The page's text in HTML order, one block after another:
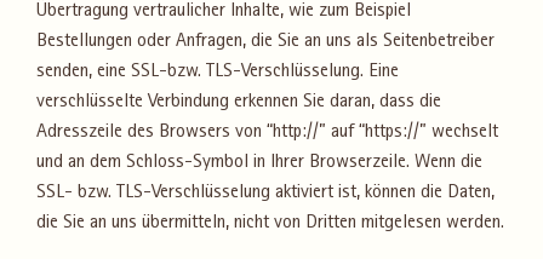
Übertragung vertraulicher Inhalte, wie zum Beispiel
Bestellungen oder Anfragen, die Sie an uns als Seitenbetreiber
senden, eine SSL-bzw. TLS-Verschlüsselung. Eine
verschlüsselte Verbindung erkennen Sie daran, dass die
Adresszeile des Browsers von “http://” auf “https://” wechselt
und an dem Schloss-Symbol in Ihrer Browserzeile. Wenn die
SSL- bzw. TLS-Verschlüsselung aktiviert ist, können die Daten,
die Sie an uns übermitteln, nicht von Dritten mitgelesen werden.